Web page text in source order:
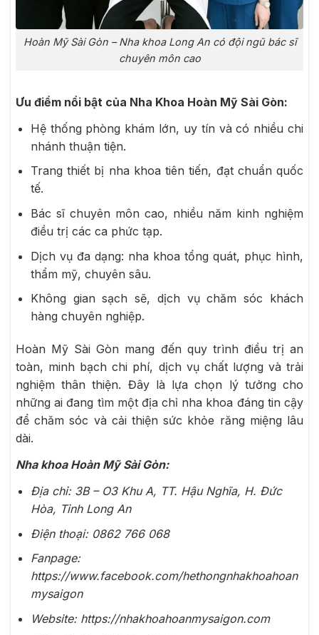
Hoàn Mỹ Sài Gòn – Nha khoa Long An có đội ngũ bác sĩ
chuyên môn cao
Ưu điểm nổi bật của Nha Khoa Hoàn Mỹ Sài Gòn:
Hệ thống phòng khám lớn, uy tín và có nhiều chi
nhánh thuận tiện.
Trang thiết bị nha khoa tiên tiến, đạt chuẩn quốc
tế.
Bác sĩ chuyên môn cao, nhiều năm kinh nghiệm
điều trị các ca phức tạp.
Dịch vụ đa dạng: nha khoa tổng quát, phục hình,
thẩm mỹ, chuyên sâu.
Không gian sạch sẽ, dịch vụ chăm sóc khách
hàng chuyên nghiệp.
Hoàn Mỹ Sài Gòn mang đến quy trình điều trị an
toàn, minh bạch chi phí, dịch vụ chất lượng và trải
nghiệm thân thiện. Đây là lựa chọn lý tưởng cho
những ai đang tìm một địa chỉ nha khoa đáng tin cậy
để chăm sóc và cải thiện sức khỏe răng miệng lâu
dài.
Nha khoa Hoàn Mỹ Sài Gòn:
Địa chỉ: 3B – O3 Khu A, TT. Hậu Nghĩa, H. Đức
Hòa, Tỉnh Long An
Điện thoại: 0862 766 068
Fanpage:
https://www.facebook.com/hethongnhakhoahoan
mysaigon
Website: https://nhakhoahoanmysaigon.com